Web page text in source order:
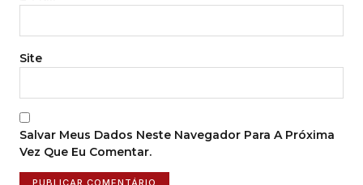
Site
Salvar Meus Dados Neste Navegador Para A Próxima
Vez Que Eu Comentar.